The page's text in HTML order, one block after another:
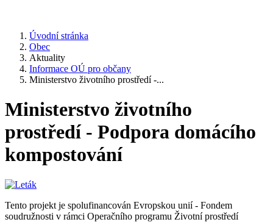
Úvodní stránka
Obec
Aktuality
Informace OÚ pro občany
Ministerstvo životního prostředí -...
Ministerstvo životního
prostředí - Podpora domácího
kompostování
Tento projekt je spolufinancován Evropskou unií - Fondem
soudružnosti v rámci Operačního programu Životní prostředí